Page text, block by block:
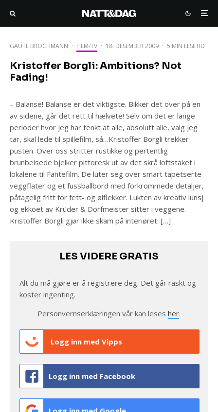
GAUTE BROCHMANN · FILM/TV · 18. DESEMBER 2009 · 5 MIN LESETID
Kristoffer Borgli: Ambitions? Not
Fading!
– Balanse! Balanse er det viktigste. Bikker det over på en
av sidene, går det rett til hælvete! Selv om det er lange
perioder hvor jeg har tenkt at alle, absolutt alle, valg jeg
tar, skal lede til spillefilm, så…Kristoffer Borgli trekker
pusten. Over oss stritter rustikke og pertentlig
brunbeisede bjelker pittoresk ut av det skrå loftstaket i
lokalene til Fantefilm. De luter seg over smart tapetserte
veggflater og et fussballbord med forkrommede detaljer,
påtagelig fritt for fett- og ølflekker. Lukten av kreativ lunsj
og ekkoet av Krüder & Dorfmeister sitter i veggene.
Kristoffer Borgli gjør ikke skam på interiøret: […]
LES VIDERE GRATIS
Alt du må gjøre er å registrere deg. Det går raskt og
koster ingenting.
Personvernserklæringen vår kan leses her.
Logg inn med Vipps
Logg inn med Facebook